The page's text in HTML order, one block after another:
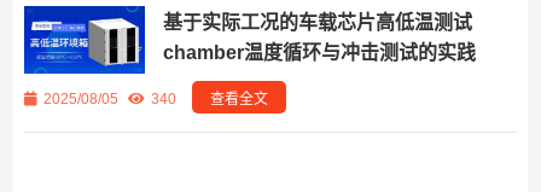
基于实际工况的车载芯片高低温测试
chamber温度循环与冲击测试的实践
2025/08/05 340 查看全文